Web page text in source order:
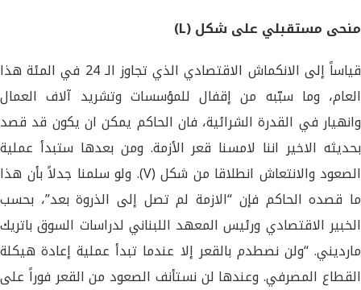
منحى مستقبلي على شكل (L)
قياساً إلى الانكماش الاقتصادي الذي تجاوز الـ 24 في المئة هذا
العام، وما سبّبه من إقفال للمؤسسات وتشريد آلاف العمال
وانهيار في القدرة الشرائية، فان الحاكم يمكن ان يكون قد قصد
بحديثه الاخير اننا لامسنا قعر الأزمة. ومن بعدها ستبدأ عملية
الصعود والانتعاش انطلاقا من شكل (V). ولو سلمنا جدلاً بأن هذا
ما قصده الحاكم فإن “الازمة لم تصل إلى الذروة بعد”، بحسب
الخبير الاقتصادي ورئيس المعهد اللبناني لدراسات السوق باتريك
مارديني. “ولن نصطدم بالقعر إلا عندما تبدأ عملية إعادة هيكلة
القطاع المصرفي. وعندها لن نستأنف الصعود من القعر فوراً على